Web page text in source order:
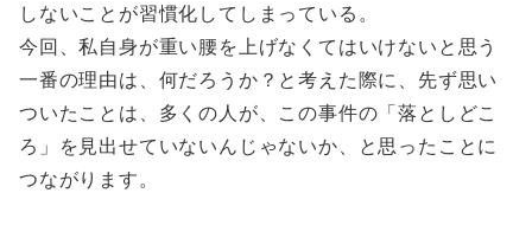
しないことが習慣化してしまっている。
今回、私自身が重い腰を上げなくてはいけないと思う
一番の理由は、何だろうか？と考えた際に、先ず思い
ついたことは、多くの人が、この事件の「落としどこ
ろ」を見出せていないんじゃないか、と思ったことに
つながります。